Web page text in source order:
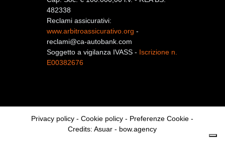
482338
Reclami assicurativi:
www.arbitroassicurativo.org -
reclami@ca-autobank.com
Soggetto a vigilanza IVASS - Iscrizione n.
E00382676
Privacy policy -Cookie policy - Preferenze Cookie -
Credits:Asuar - bow.agency